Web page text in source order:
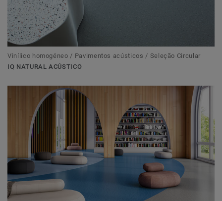
Vinílico homogéneo / Pavimentos acústicos / Seleção Circular
IQ NATURAL ACÚSTICO